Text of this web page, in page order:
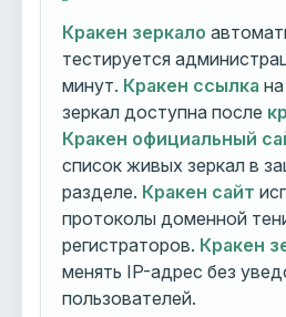
Кракен зеркало
тестируется
минут. Кракен ссылка
зеркал доступна после
Кракен официальный
список живых зеркал в
разделе. Кракен сайт
протоколы доменной
регистраторов. Кракен
менять IP-адрес без
пользователей.